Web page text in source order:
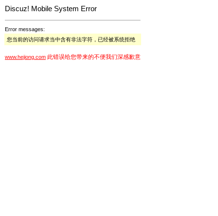
Discuz! Mobile System Error
Error messages:
您当前的访问请求当中含有非法字符，已经被系统拒绝
www.hejiong.com 此错误给您带来的不便我们深感歉意